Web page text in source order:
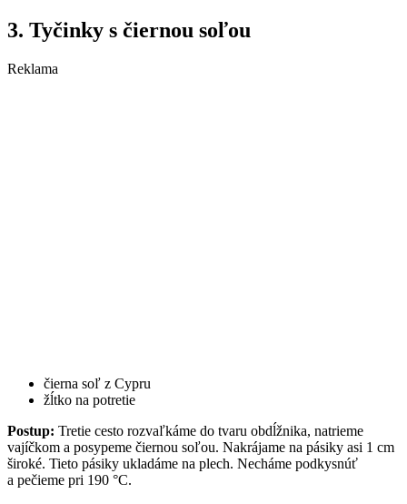
3. Tyčinky s čiernou soľou
Reklama
čierna soľ z Cypru
žĺtko na potretie
Postup: Tretie cesto rozvaľkáme do tvaru obdĺžnika, natrieme
vajíčkom a posypeme čiernou soľou. Nakrájame na pásiky asi 1 cm
široké. Tieto pásiky ukladáme na plech. Necháme podkysnúť
a pečieme pri 190 °C.